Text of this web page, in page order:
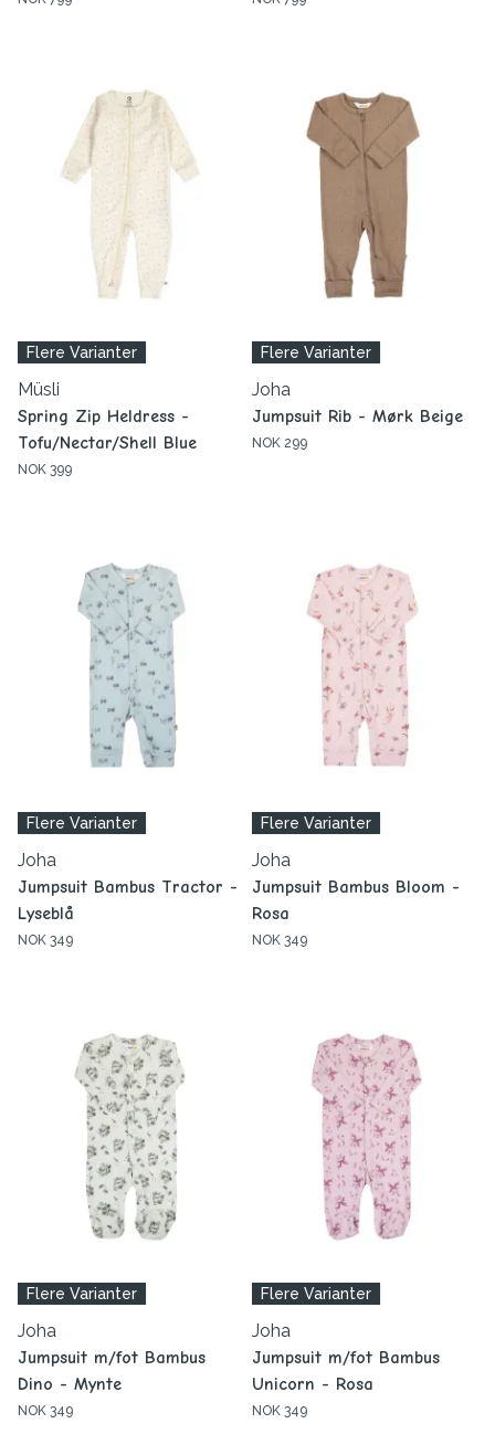
Flere Varianter
Müsli
Spring Zip Heldress -
Tofu/Nectar/Shell Blue
NOK 399
Flere Varianter
Joha
Jumpsuit Rib - Mørk Beige
NOK 299
Flere Varianter
Joha
Jumpsuit Bambus Tractor -
Lyseblå
NOK 349
Flere Varianter
Joha
Jumpsuit Bambus Bloom -
Rosa
NOK 349
Flere Varianter
Joha
Jumpsuit m/fot Bambus
Dino - Mynte
NOK 349
Flere Varianter
Joha
Jumpsuit m/fot Bambus
Unicorn - Rosa
NOK 349